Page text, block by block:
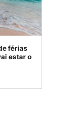
férias
estar o